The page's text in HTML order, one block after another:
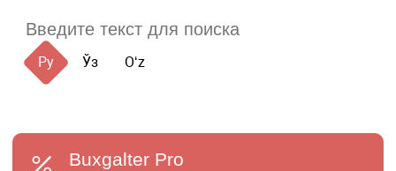
Ру Ўз Oʻz
Buxgalter Pro